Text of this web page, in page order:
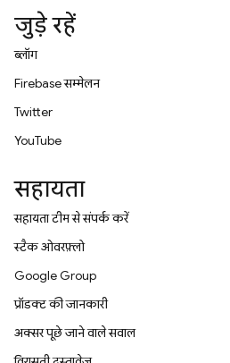
जुड़े रहें
ब्लॉग
Firebase सम्मेलन
Twitter
YouTube
सहायता
सहायता टीम से संपर्क करें
स्टैक ओवरफ़्लो
Google Group
प्रॉडक्ट की जानकारी
अक्सर पूछे जाने वाले सवाल